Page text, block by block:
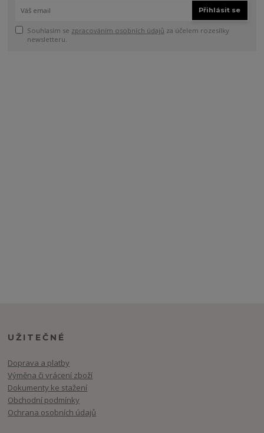
Přihlásit se
Souhlasím se zpracováním osobních údajů za účelem rozesílky
newsletteru.
UŽITEČNÉ
Doprava a platby
Výměna či vrácení zboží
Dokumenty ke stažení
Obchodní podmínky
Ochrana osobních údajů